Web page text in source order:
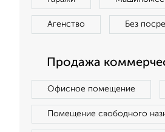
Агенство Без
Продажа
Офисное помещение
Помещение свободного